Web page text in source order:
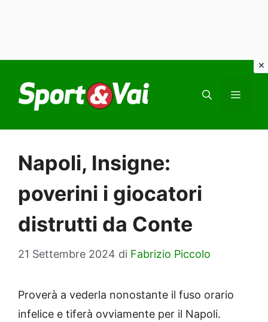
contenuto
Napoli, Insigne:
poverini i giocatori
distrutti da Conte
21 Settembre 2024 di Fabrizio Piccolo
Proverà a vederla nonostante il fuso orario
infelice e tiferà ovviamente per il Napoli.